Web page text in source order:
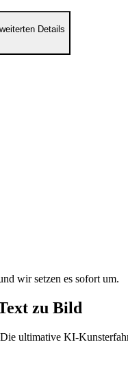
Details
wir setzen es sofort um.
zu Bild
ultimative KI-